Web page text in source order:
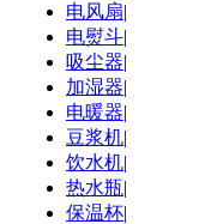
电风扇|
电熨斗|
吸尘器|
加湿器|
电暖器|
豆浆机|
饮水机|
热水瓶|
保温杯|